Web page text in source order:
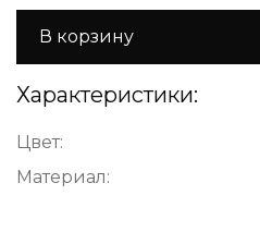
В корзину
Характеристики:
Цвет:
Материал: